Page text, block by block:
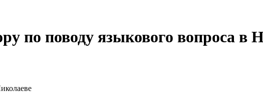
по поводу языкового вопроса в